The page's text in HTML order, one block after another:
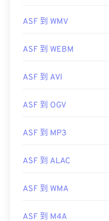
ASF 到 WMV
ASF 到 WEBM
ASF 到 AVI
ASF 到 OGV
ASF 到 MP3
ASF 到 ALAC
ASF 到 WMA
ASF 到 M4A